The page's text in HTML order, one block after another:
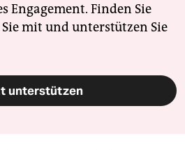
Engagement. Finden Sie
mit und unterstützen Sie
unterstützen